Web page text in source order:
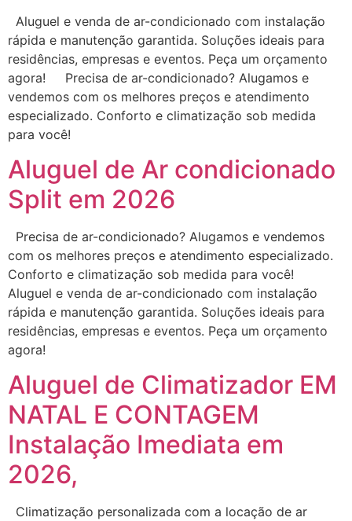
Aluguel e venda de ar-condicionado com instalação
rápida e manutenção garantida. Soluções ideais para
residências, empresas e eventos. Peça um orçamento
agora! Precisa de ar-condicionado? Alugamos e
vendemos com os melhores preços e atendimento
especializado. Conforto e climatização sob medida
para você!
Aluguel de Ar condicionado
Split em 2026
Precisa de ar-condicionado? Alugamos e vendemos
com os melhores preços e atendimento especializado.
Conforto e climatização sob medida para você!
Aluguel e venda de ar-condicionado com instalação
rápida e manutenção garantida. Soluções ideais para
residências, empresas e eventos. Peça um orçamento
agora!
Aluguel de Climatizador EM
NATAL E CONTAGEM
Instalação Imediata em
2026,
Climatização personalizada com a locação de ar